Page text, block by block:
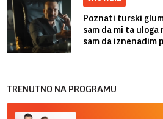
Poznati turski
sam da mi ta uloga
sam da iznenadim
TRENUTNO NA PROGRAMU